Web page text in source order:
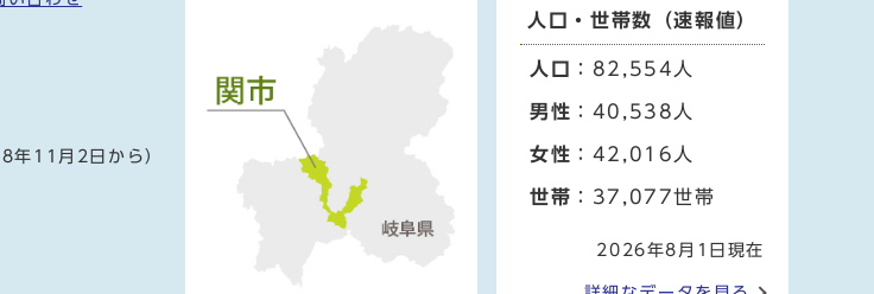
年11月2日から）
人口・世帯数（速報値）
人口 ：82,554人
男性 ：40,538人
女性 ：42,016人
世帯 ：37,077世帯
2026年8月1日現在